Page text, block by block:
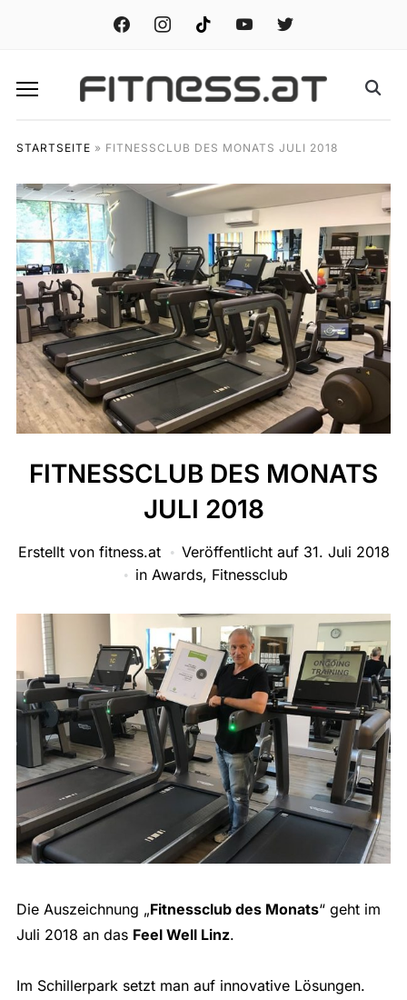
facebook instagramtiktok youtube twitter
STARTSEITE » FITNESSCLUB DES MONATS JULI 2018
FITNESSCLUB DES MONATS
JULI 2018
Erstellt von fitness.at Veröffentlicht auf 31. Juli 2018
in Awards, Fitnessclub
Die Auszeichnung „Fitnessclub des Monats“ geht im
Juli 2018 an das Feel Well Linz.
Im Schillerpark setzt man auf innovative Lösungen.